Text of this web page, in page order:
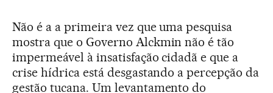
Não é a a primeira vez que uma pesquisa
mostra que o Governo Alckmin não é tão
impermeável à insatisfação cidadã e que a
crise hídrica está desgastando a percepção da
gestão tucana. Um levantamento do